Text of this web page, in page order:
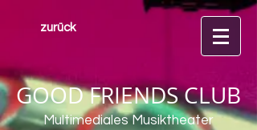
zurück
GOOD FRIENDS CLUB
Multimediales Musiktheater